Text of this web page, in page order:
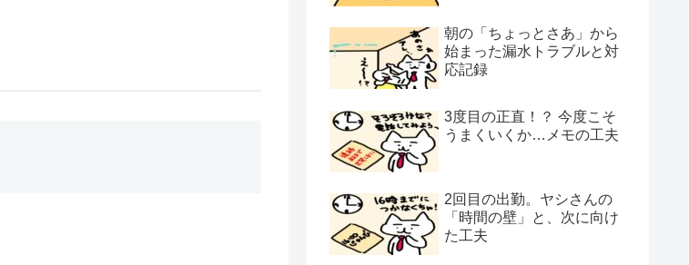
朝の「ちょっとさあ」から
始まった漏水トラブルと対
応記録
3度目の正直！？ 今度こそ
うまくいくか…メモの工夫
2回目の出勤。ヤシさんの
「時間の壁」と、次に向け
た工夫